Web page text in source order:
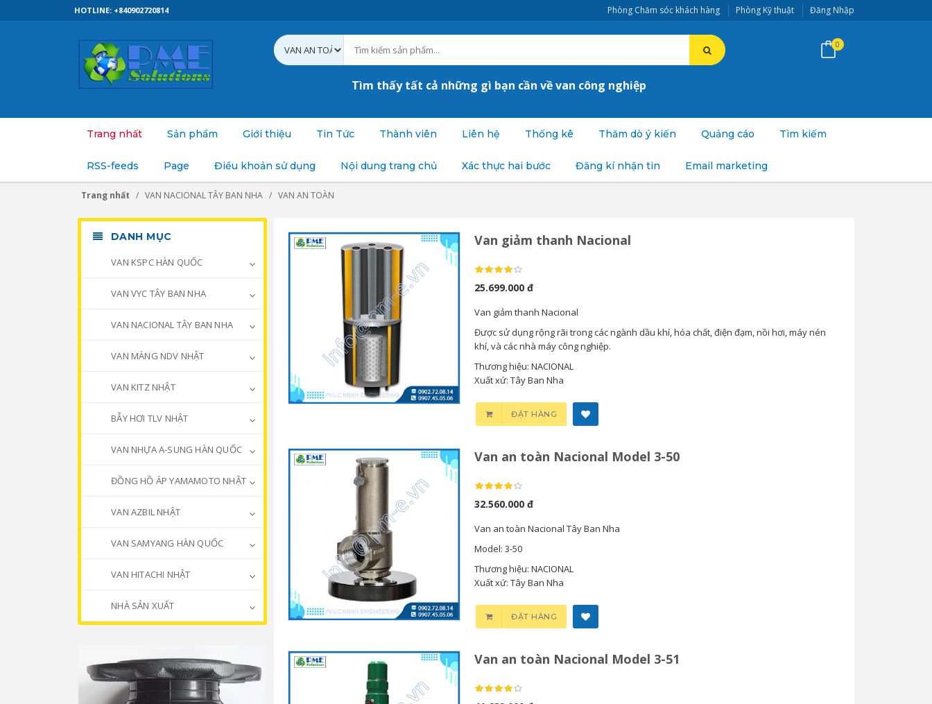
Phòng Chăm sóc khách hàng Phòng Kỹ thuật Đăng Nhập
HOTLINE: +840902720814
Tìm thấy tất cả những gì bạn cần về van công nghiệp
0
Trang nhất Sản phẩm Giới thiệu Tin Tức Thành viên Liên hệ Thống kê Thăm dò ý kiến Quảng cáo Tìm kiếm
RSS-feeds Page Điều khoản sử dụng Nội dung trang chủ Xác thực hai bước Đăng kí nhận tin Email marketing
Trang nhất VAN NACIONAL TÂY BAN NHA VAN AN TOÀN
Van giảm thanh Nacional
25.699.000 đ
Van giảm thanh Nacional
Được sử dụng rộng rãi trong các ngành dầu khí, hóa chất, điện đạm, nồi hơi, máy nén
khí, và các nhà máy công nghiệp.
Thương hiệu: NACIONAL
Xuất xứ: Tây Ban Nha
ĐẶT HÀNG
Van an toàn Nacional Model 3-50
32.560.000 đ
Van an toàn Nacional Tây Ban Nha
Model: 3-50
Thương hiệu: NACIONAL
Xuất xứ: Tây Ban Nha
ĐẶT HÀNG
Van an toàn Nacional Model 3-51
DANH MỤC
VAN KSPC HÀN QUỐC
VAN VYC TÂY BAN NHA
VAN NACIONAL TÂY BAN NHA
VAN MÀNG NDV NHẬT
VAN KITZ NHẬT
BẪY HƠI TLV NHẬT
VAN NHỰA A-SUNG HÀN QUỐC
ĐỒNG HỒ ÁP YAMAMOTO NHẬT
VAN AZBIL NHẬT
VAN SAMYANG HÀN QUỐC
VAN HITACHI NHẬT
NHÀ SẢN XUẤT